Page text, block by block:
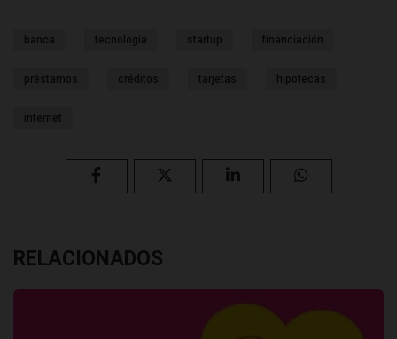
banca tecnología startup financiación
préstamos créditos tarjetas hipotecas
internet
RELACIONADOS